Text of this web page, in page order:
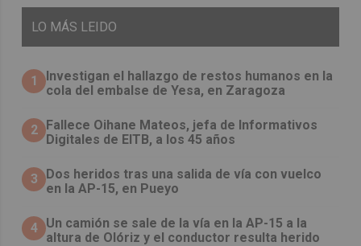
LO MÁS LEIDO
1
Investigan el hallazgo de restos humanos en la
cola del embalse de Yesa, en Zaragoza
2 Fallece Oihane Mateos, jefa de Informativos
Digitales de EITB, a los 45 años
3
Dos heridos tras una salida de vía con vuelco
en la AP-15, en Pueyo
4 Un camión se sale de la vía en la AP-15 a la
altura de Olóriz y el conductor resulta herido